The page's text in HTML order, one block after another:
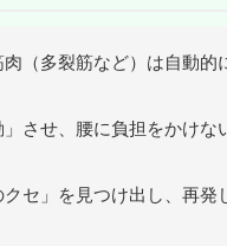
（多裂筋など）は自動的
させ、腰に負担をかけな
セ」を見つけ出し、再発